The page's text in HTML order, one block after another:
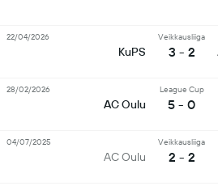
KuPS
Veikkausliiga
3 - 2
22/04/2026
AC Oulu
League Cup
5 - 0
28/02/2026
AC Oulu
Veikkausliiga
2 - 2
04/07/2025